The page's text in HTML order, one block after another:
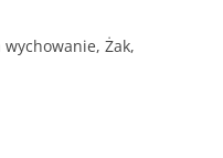
wychowanie, Żak,